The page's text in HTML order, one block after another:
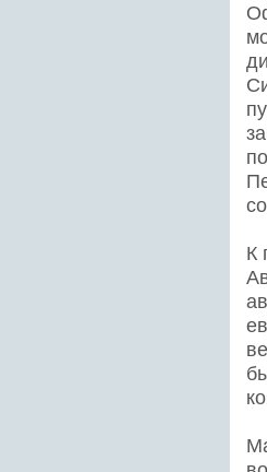
К